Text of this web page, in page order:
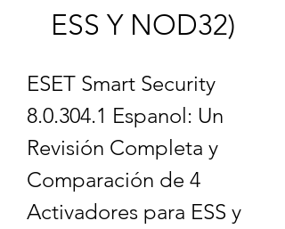
ESS Y NOD32)
ESET Smart Security
8.0.304.1 Espanol: Un
Revisión Completa y
Comparación de 4
Activadores para ESS y